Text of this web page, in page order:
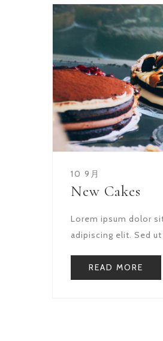
10 9月
New Cakes
Lorem ipsum dolor
adipiscing elit. Sed
READ MORE